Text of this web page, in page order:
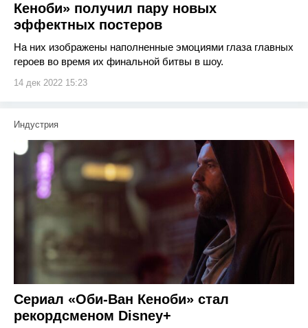
Кеноби» получил пару новых
эффектных постеров
На них изображены наполненные эмоциями глаза главных
героев во время их финальной битвы в шоу.
14 дек 2022 15:23
Индустрия
Сериал «Оби-Ван Кеноби» стал
рекордсменом Disney+